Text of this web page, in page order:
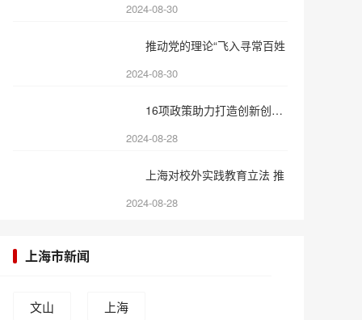
2024-08-30
推动党的理论“飞入寻常百姓
2024-08-30
16项政策助力打造创新创业之
2024-08-28
上海对校外实践教育立法 推
2024-08-28
上海市新闻
文山 上海